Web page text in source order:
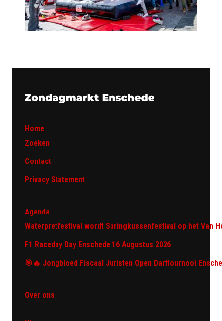
Home
Zoeken
Contact
Privacy Statement
Agenda
Waterpretfestival wordt Springkussenfestival op het Van
F1 Raceday Day Enschede 16 Augustus 2026
🎯🔥 Jongbloed Fiscaal Juristen Open Darttournooi
Over ons